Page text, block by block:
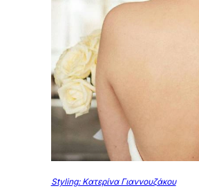
Styling: Κατερίνα Γιαννουζάκου